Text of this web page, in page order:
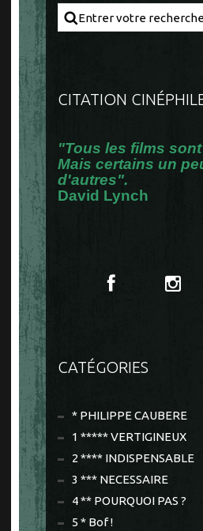
CITATION
"Tous les films
Mais certains un
d'autres".
David Lynch
CATÉGORIES
* PHILIPPE CAUBERE
1 ***** VERTIGINEUX
2 **** INDISPENSABLE
3 *** NECESSAIRE
4 ** POURQUOI PAS ?
5 * Bof !